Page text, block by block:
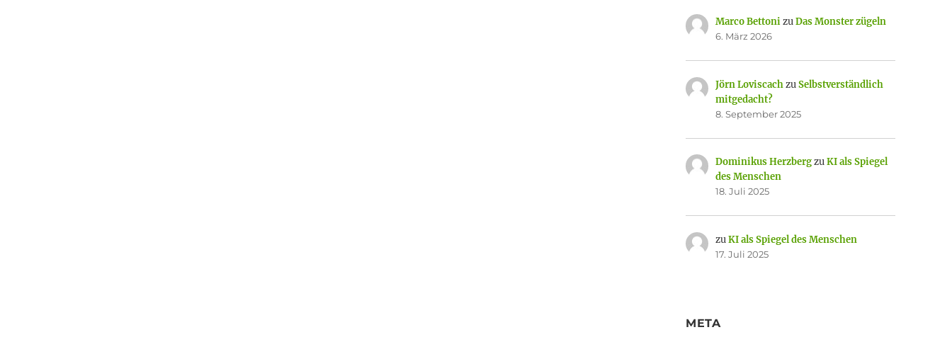
Marco BettonizuDas Monster zügeln
6. März 2026
Jörn LoviscachzuSelbstverständlich
mitgedacht?
8. September 2025
Dominikus HerzbergzuKI als Spiegel
des Menschen
18. Juli 2025
zuKI als Spiegel des Menschen
17. Juli 2025
META